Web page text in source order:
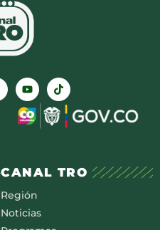
CANAL TRO
Región
Noticias